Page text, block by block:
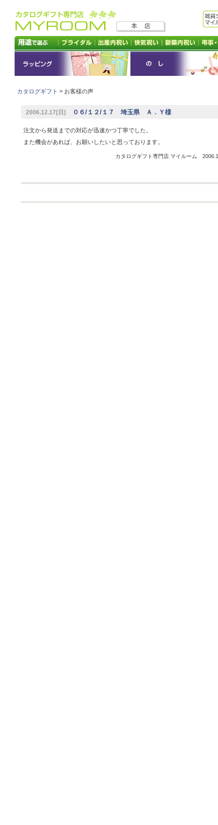
カタログギフト > お客様の声
2006.12.17[日] ０６/１２/１７ 埼玉県 Ａ．Ｙ様
注文から発送までの対応が迅速かつ丁寧でした。
また機会があれば、お願いしたいと思っております。
カタログギフト専門店 マイルーム